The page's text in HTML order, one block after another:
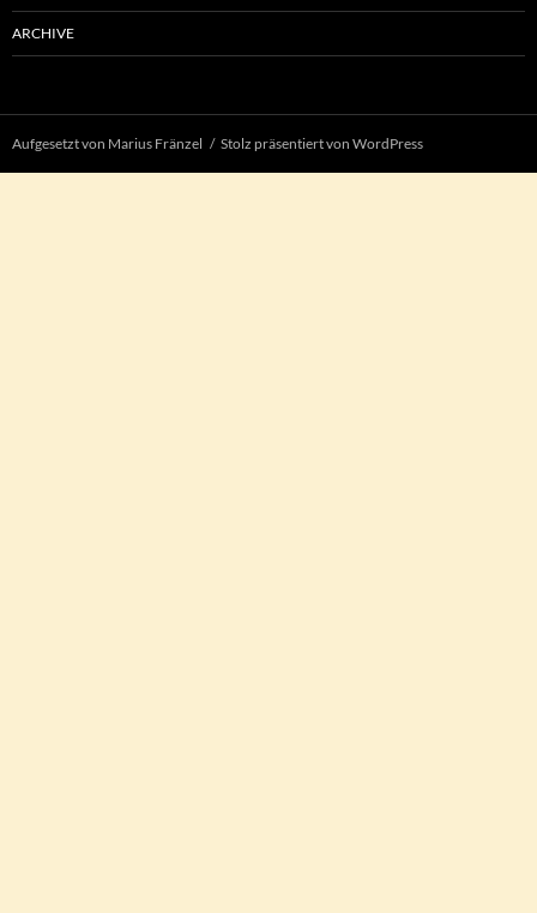
ARCHIVE
Aufgesetzt von Marius Fränzel Stolz präsentiert von WordPress